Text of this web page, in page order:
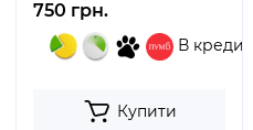
750 грн.
В кредит
Купити